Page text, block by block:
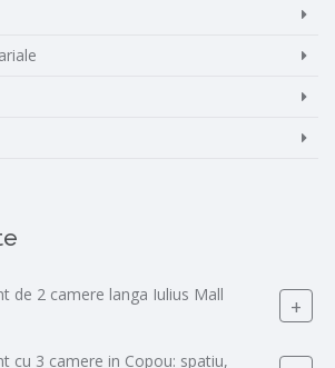
de 2 camere langa Iulius Mall +
cu 3 camere in Copou: spatiu,